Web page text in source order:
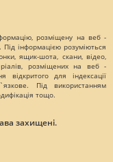
розміщену на веб -
інформацією розуміються
ящик-шота, скани, відео,
розміщених на веб -
відкритого для індексації
Під використанням
тощо.
захищені.